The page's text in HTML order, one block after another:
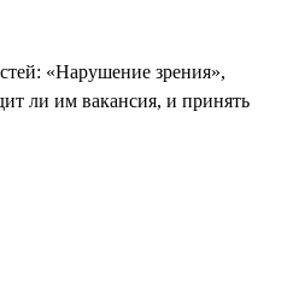
«Нарушение зрения»,
ли им вакансия, и принять